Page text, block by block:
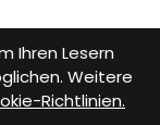
Ihren Lesern
Weitere
Richtlinien.